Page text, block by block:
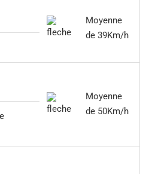
Moyenne
de 39Km/h
Moyenne
de 50Km/h